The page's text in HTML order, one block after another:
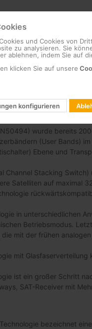
der
Router)
Haus benötigt um
Verwendung von
wurde bereits
(User Bands)
Ebene und
Channel Stacking
Satelliten auf maximal
in unterschiedlichen
Betriebsmodus.
mit der frühen
mit
ist ein großer Schritt
SAT-Receiver mit
bezeichnet
und Cookies von
zu analysieren. Sie
ablehnen, indem Sie auf
klicken Sie auf unsere
konfigurieren